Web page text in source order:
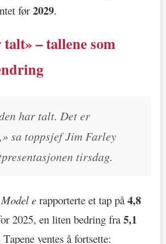
før2029.
– tallene som
har talt. Det er
sa toppsjef Jim Farley
tirsdag.
Model e rapporterte et tap på4,8
2025, en liten bedring fra5,1
ventes å fortsette: